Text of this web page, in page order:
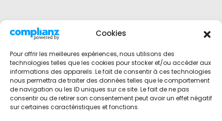
Cookies
Pour offrir les meilleures expériences, nous utilisons des
technologies telles que les cookies pour stocker et/ou accéder aux
informations des appareils. Le fait de consentir à ces technologies
nous permettra de traiter des données telles que le comportement
de navigation ou les ID uniques sur ce site. Le fait de ne pas
consentir ou de retirer son consentement peut avoir un effet négatif
sur certaines caractéristiques et fonctions.